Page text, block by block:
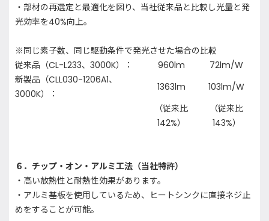
・部材の再選定と最適化を図り、当社従来品と比較し光量と発
光効率を40%向上。
※同じ素子数、同じ駆動条件で発光させた場合の比較
従来品（CL-L233、3000K）：
960lm
72lm/W
新製品（CLL030-1206A1、
3000K）：
1363lm
103lm/W
（従来比
142%）
（従来比
143%）
６．チップ・オン・アルミ工法（当社特許）
・高い放熱性と耐熱性効果があります。
・アルミ基板を使用しているため、ヒートシンクに直接ネジ止
めをすることが可能。